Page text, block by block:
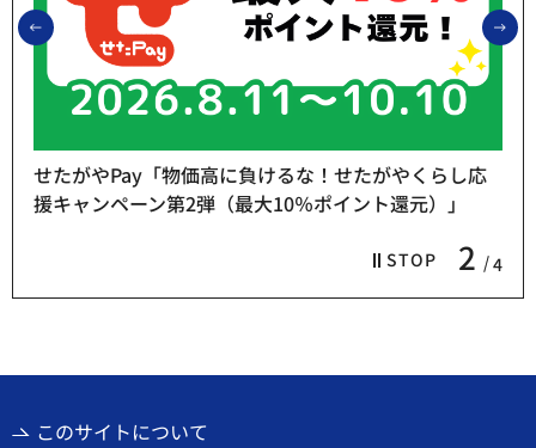
前のスライドを表示
STOP 2 4
せたがやPay「物価高に負けるな！せたがやくらし応
援キャンペーン第2弾（最大10％ポイント還元）」
このサイトについて